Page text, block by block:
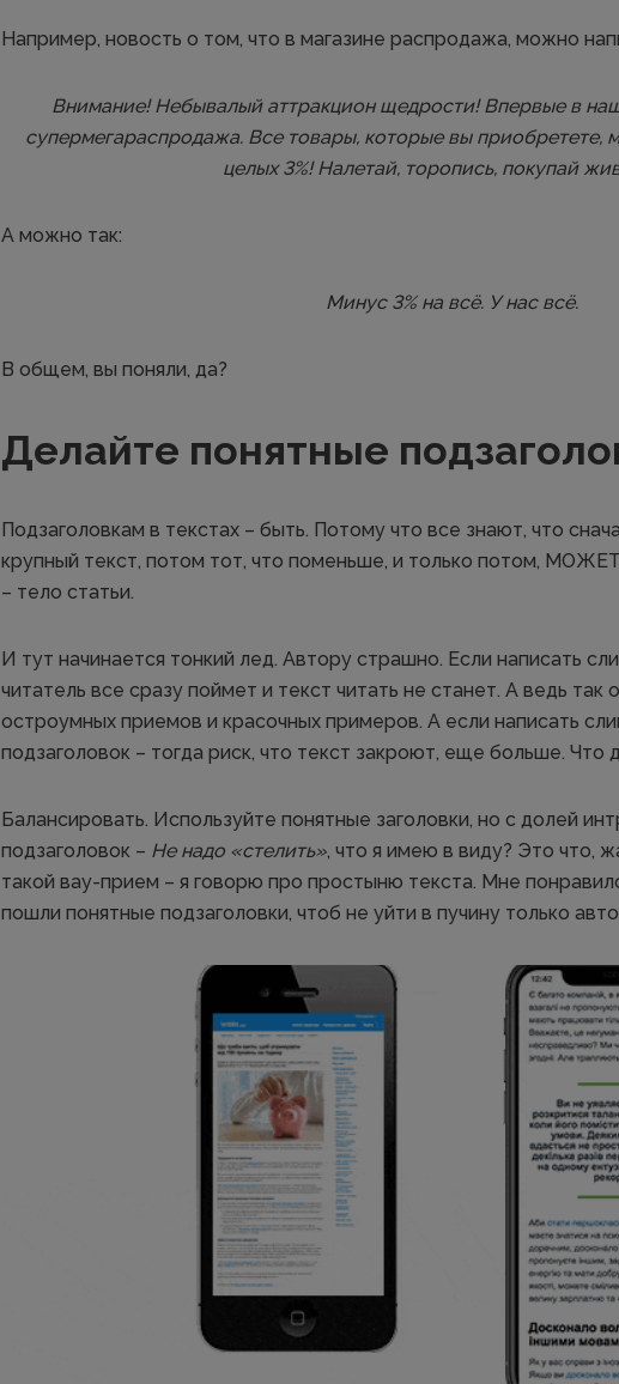
Например, новость о том, что в магазине распродажа, можно
Внимание! Небывалый аттракцион щедрости! Впервые в
супермегараспродажа. Все товары, которые вы приобретете,
целых 3%! Налетай, торопись, покупай
А можно так:
Минус 3% на всё. У нас всё.
В общем, вы поняли, да?
Делайте понятные
Подзаголовкам в текстах – быть. Потому что все знают, что
крупный текст, потом тот, что поменьше, и только потом,
– тело статьи.
И тут начинается тонкий лед. Автору страшно. Если написать
читатель все сразу поймет и текст читать не станет. А ведь так
остроумных приемов и красочных примеров. А если написать
подзаголовок – тогда риск, что текст закроют, еще больше. Что
Балансировать. Используйте понятные заголовки, но с долей
подзаголовок – Не надо «стелить», что я имею в виду? Это что,
такой вау-прием – я говорю про простыню текста. Мне
пошли понятные подзаголовки, чтоб не уйти в пучину только